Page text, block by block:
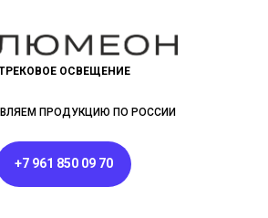
ОСВЕЩЕНИЕ
ПРОДУКЦИЮ ПО РОССИИ
+7 961 850 09 70